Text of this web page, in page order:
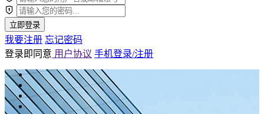
立即登录
我要注册 忘记密码
登录即同意 用户协议 手机登录/注册